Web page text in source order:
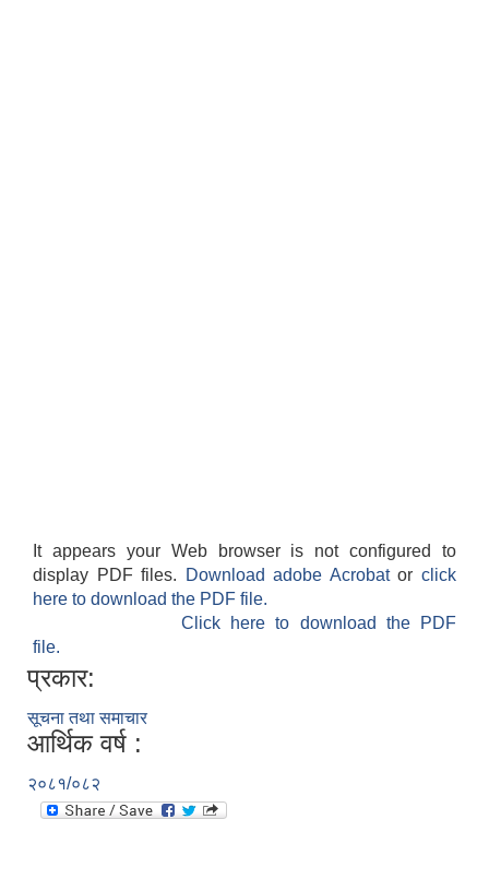
It appears your Web browser is not configured to
display PDF files.
Download adobe Acrobatorclick
here to download the PDF file.
Click here to download the PDF
file.
प्रकार:
सूचना तथा समाचार
आर्थिक वर्ष :
२०८१/०८२